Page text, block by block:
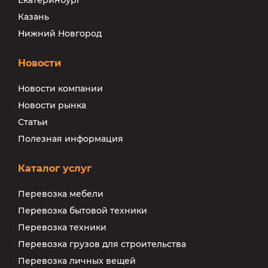
Казань
Нижний Новгород
Новости
Новости компании
Новости рынка
Статьи
Полезная информация
Каталог услуг
Перевозка мебели
Перевозка бытовой техники
Перевозка техники
Перевозка грузов для строительства
Перевозка личных вещей